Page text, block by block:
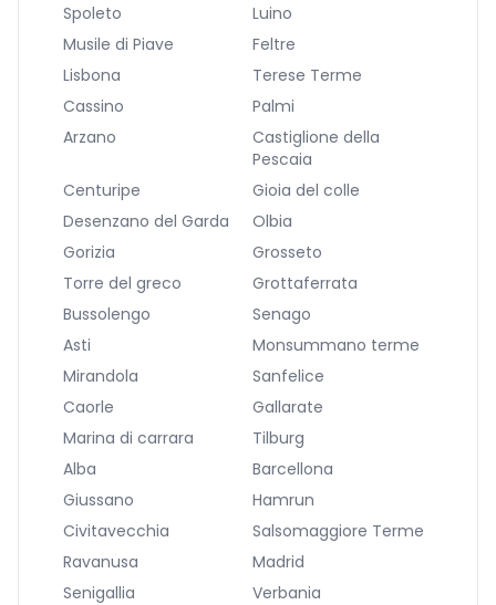
Spoleto
Luino
Musile di Piave
Feltre
Lisbona
Terese Terme
Cassino
Palmi
Arzano
Castiglione della
Pescaia
Centuripe
Gioia del colle
Desenzano del Garda
Olbia
Gorizia
Grosseto
Torre del greco
Grottaferrata
Bussolengo
Senago
Asti
Monsummano terme
Mirandola
Sanfelice
Caorle
Gallarate
Marina di carrara
Tilburg
Alba
Barcellona
Giussano
Hamrun
Civitavecchia
Salsomaggiore Terme
Ravanusa
Madrid
Senigallia
Verbania